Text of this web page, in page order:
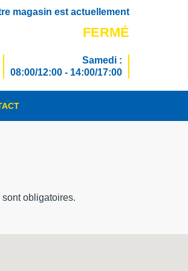
magasin est actuellement
FERMÉ
Samedi :
08:00/12:00 - 14:00/17:00
obligatoires.